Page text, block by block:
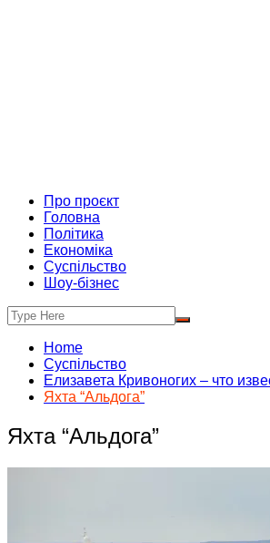
Про проєкт
Головна
Політика
Економіка
Суспільство
Шоу-бізнес
Home
Суспільство
Елизавета Кривоногих – что
Яхта “Альдога”
Яхта “Альдога”